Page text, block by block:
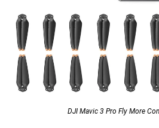
DJI Mavic 3 Pro Fly More